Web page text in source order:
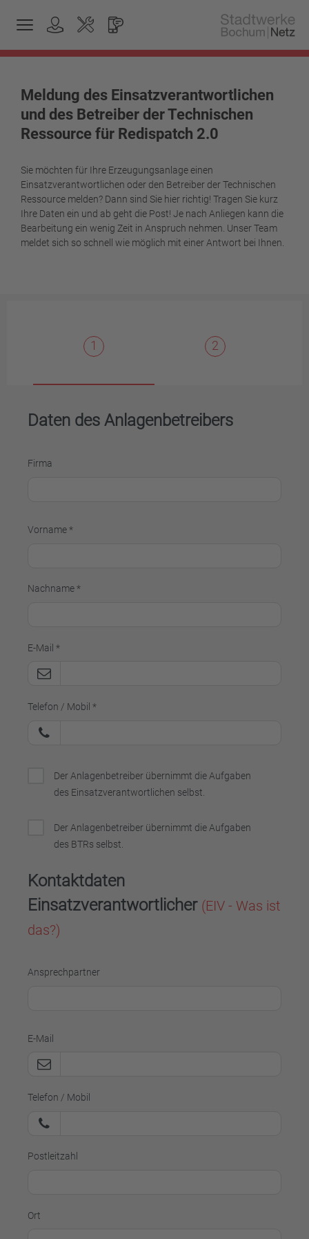
Meldung des Einsatzverantwortlichen
und des Betreiber der Technischen
Ressource für Redispatch 2.0
Sie möchten für Ihre Erzeugungsanlage einen
Einsatzverantwortlichen oder den Betreiber der Technischen
Ressource melden? Dann sind Sie hier richtig! Tragen Sie kurz
Ihre Daten ein und ab geht die Post! Je nach Anliegen kann die
Bearbeitung ein wenig Zeit in Anspruch nehmen. Unser Team
meldet sich so schnell wie möglich mit einer Antwort bei Ihnen.
1 2
Daten des Anlagenbetreibers
Firma
Vorname *
Nachname *
E-Mail *
Telefon / Mobil *
Der Anlagenbetreiber übernimmt die Aufgaben
des Einsatzverantwortlichen selbst.
Der Anlagenbetreiber übernimmt die Aufgaben
des BTRs selbst.
Kontaktdaten
Einsatzverantwortlicher (EIV - Was ist
das?)
Ansprechpartner
E-Mail
Telefon / Mobil
Postleitzahl
Ort